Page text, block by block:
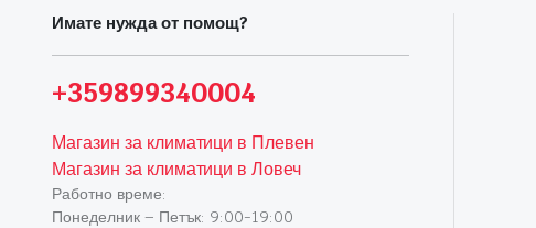
Имате нужда от помощ?
+359899340004
Магазин за климатици в Плевен
Магазин за климатици в Ловеч
Работно време:
Понеделник – Петък: 9:00-19:00